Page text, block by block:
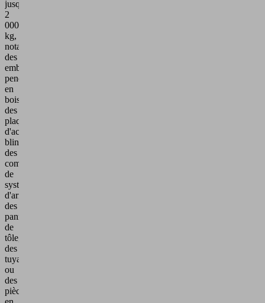
jusqu'à
2
000
kg,
notamment
des
emballages
pendulaires
en
bois,
des
plaques
d'acier
blindées,
des
composants
de
systèmes
d'armes,
des
panneaux
de
tôle,
des
tuyaux
ou
des
pièces